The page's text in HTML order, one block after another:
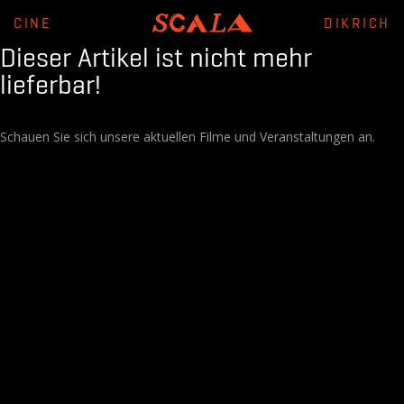
CINE DIKRICH
Dieser Artikel ist nicht mehr
lieferbar!
Schauen Sie sich unsere aktuellen Filme und Veranstaltungen an.